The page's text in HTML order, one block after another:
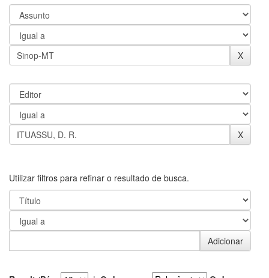
Utilizar filtros para refinar o resultado de busca.